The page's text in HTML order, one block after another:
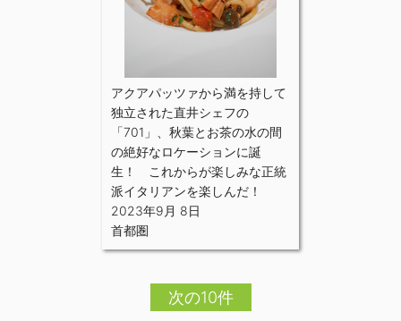
アクアパッツァから満を持して
独立された直井シェフの
「701」、秋葉とお茶の水の間
の絶好なロケーションに誕
生！ これからが楽しみな正統
派イタリアンを楽しんだ！
2023年9月 8日
首都圏
次の10件